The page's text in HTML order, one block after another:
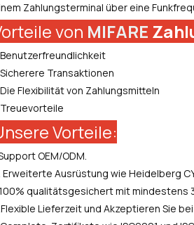
Zahlungsterminal über eine
von MIFARE
Transaktionen
Flexibilität von Zahlungsmitteln
Vorteile:
OEM/ODM.
Erweiterte Ausrüstung wie Heidelberg
qualitätsgesichert mit mindestens
Lieferzeit und Akzeptieren Sie